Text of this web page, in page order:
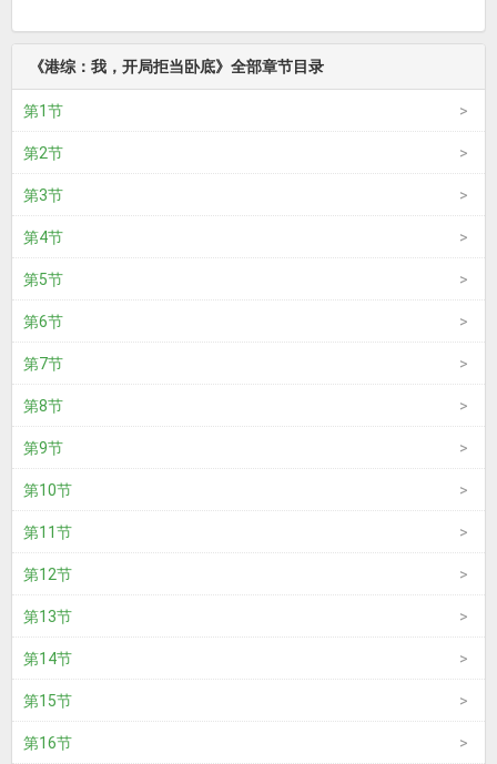
《港综：我，开局拒当卧底》全部章节目录
第1节
第2节
第3节
第4节
第5节
第6节
第7节
第8节
第9节
第10节
第11节
第12节
第13节
第14节
第15节
第16节